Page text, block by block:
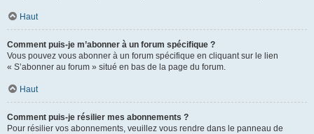
Haut
Comment puis-je m’abonner à un forum spécifique ?
Vous pouvez vous abonner à un forum spécifique en cliquant sur le lien
« S’abonner au forum » situé en bas de la page du forum.
Haut
Comment puis-je résilier mes abonnements ?
Pour résilier vos abonnements, veuillez vous rendre dans le panneau de